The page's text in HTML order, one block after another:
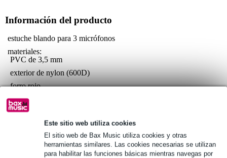
Este sitio web utiliza cookies
El sitio web de Bax Music utiliza cookies y otras
herramientas similares. Las cookies necesarias se utilizan
para habilitar las funciones básicas mientras navegas por
Información del producto
estuche blando para 3 micrófonos
materiales:
PVC de 3,5 mm
exterior de nylon (600D)
forro rojo
a prueba de salpicaduras
Especificaciones completas
Véase también (4)